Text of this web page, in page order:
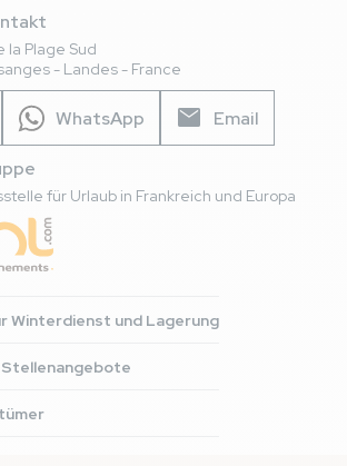
Plage Sud
- Landes - France
WhatsApp mail Email
für Urlaub in Frankreich und Europa
Winterdienst und Lagerung